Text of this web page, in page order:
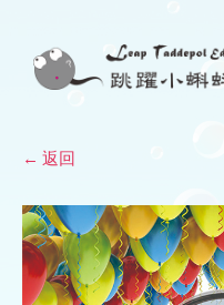
content
← 返回